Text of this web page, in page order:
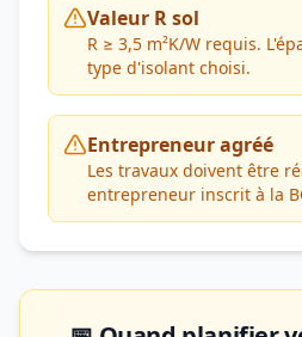
Valeur R sol
R ≥ 3,5 m²K/W requis.
type d'isolant choisi.
Entrepreneur agréé
Les travaux doivent être
entrepreneur inscrit à la